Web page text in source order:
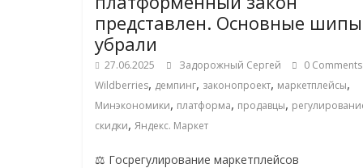
представлен. Основные шипы
убрали
27.06.2025 Задорожный Сергей
0 Comments
Wildberries, демпинг, законопроект, маркетплейсы,
Минэкономики, платформа, продавцы,
скидки, Яндекс. Маркет
⚖️ Госрегулирование маркетплейсов